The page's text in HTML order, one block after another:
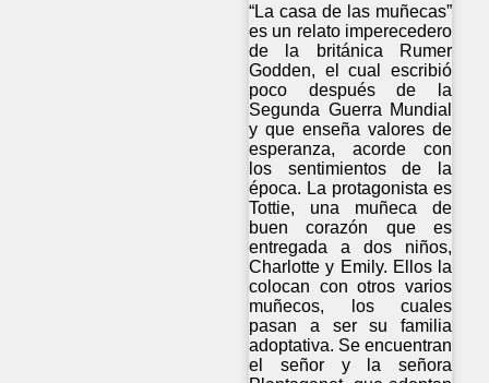
“La casa de las muñecas”
es un relato imperecedero
de la británica Rumer
Godden, el cual escribió
poco después de la
Segunda Guerra Mundial
y que enseña valores de
esperanza, acorde con
los sentimientos de la
época. La protagonista es
Tottie, una muñeca de
buen corazón que es
entregada a dos niños,
Charlotte y Emily. Ellos la
colocan con otros varios
muñecos, los cuales
pasan a ser su familia
adoptativa. Se encuentran
el señor y la señora